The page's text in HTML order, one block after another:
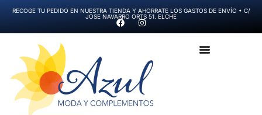
RECOGE TU PEDIDO EN NUESTRA TIENDA Y AHORRATE LOS GASTOS DE ENVÍO • C/
JOSE NAVARRO ORTS 51. ELCHE